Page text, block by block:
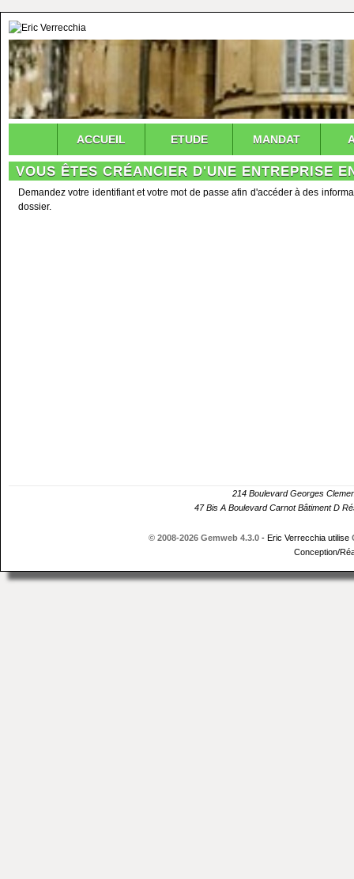
ACCUEIL ETUDE MANDAT
VOUS ÊTES CRÉANCIER D'UNE ENTREPRISE
Demandez votre identifiant et votre mot de passe afin d'accéder à des
dossier.
214 Boulevard Georges
47 Bis A Boulevard Carnot Bâtiment D
© 2008-2026 Gemweb 4.3.0- Eric Verrecchia utilise
Conception/